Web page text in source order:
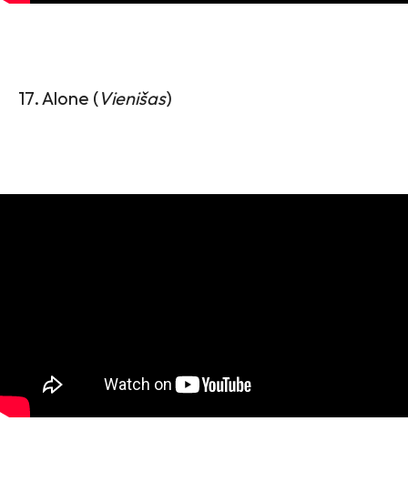
17. Alone (Vienišas)